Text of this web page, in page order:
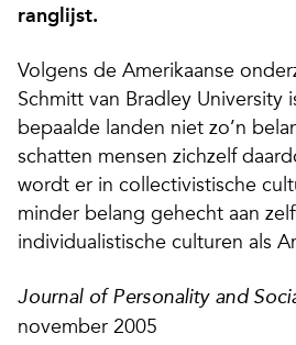
ranglijst.
Volgens de Amerikaanse
Schmitt van Bradley University
bepaalde landen niet zo’n
schatten mensen zichzelf
wordt er in collectivistische
minder belang gehecht aan
individualistische culturen als
Journal of Personality and
november 2005